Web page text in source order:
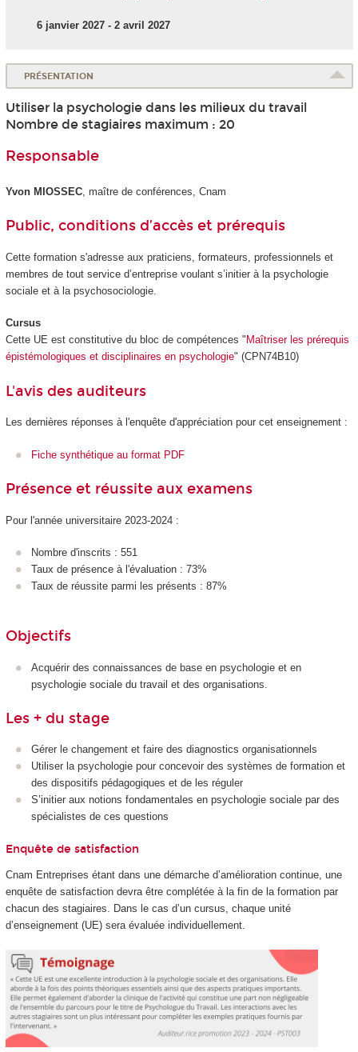
6 janvier 2027 - 2 avril 2027
PRÉSENTATION
Utiliser la psychologie dans les milieux du travail
Nombre de stagiaires maximum : 20
Responsable
Yvon MIOSSEC, maître de conférences, Cnam
Public, conditions d’accès et prérequis
Cette formation s'adresse aux praticiens, formateurs, professionnels et
membres de tout service d’entreprise voulant s’initier à la psychologie
sociale et à la psychosociologie.
Cursus
Cette UE est constitutive du bloc de compétences " Maîtriser les prérequis
épistémologiques et disciplinaires en psychologie" (CPN74B10)
L'avis des auditeurs
Les dernières réponses à l'enquête d'appréciation pour cet enseignement :
Fiche synthétique au format PDF
Présence et réussite aux examens
Pour l'année universitaire 2023-2024 :
Nombre d'inscrits : 551
Taux de présence à l'évaluation : 73%
Taux de réussite parmi les présents : 87%
Objectifs
Acquérir des connaissances de base en psychologie et en
psychologie sociale du travail et des organisations.
Les + du stage
Gérer le changement et faire des diagnostics organisationnels
Utiliser la psychologie pour concevoir des systèmes de formation et
des dispositifs pédagogiques et de les réguler
S’initier aux notions fondamentales en psychologie sociale par des
spécialistes de ces questions
Enquête de satisfaction
Cnam Entreprises étant dans une démarche d’amélioration continue, une
enquête de satisfaction devra être complétée à la fin de la formation par
chacun des stagiaires. Dans le cas d’un cursus, chaque unité
d’enseignement (UE) sera évaluée individuellement.